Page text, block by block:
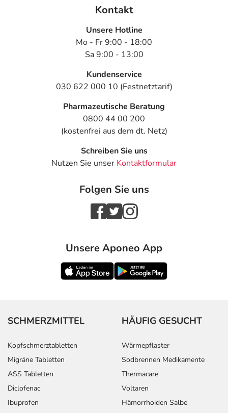
Kontakt
Unsere Hotline
Mo - Fr 9:00 - 18:00
Sa 9:00 - 13:00
Kundenservice
030 622 000 10 (Festnetztarif)
Pharmazeutische Beratung
0800 44 00 200
(kostenfrei aus dem dt. Netz)
Schreiben Sie uns
Nutzen Sie unser Kontaktformular
Folgen Sie uns
Unsere Aponeo App
SCHMERZMITTEL
Kopfschmerztabletten
Migräne Tabletten
ASS Tabletten
Diclofenac
Ibuprofen
HÄUFIG GESUCHT
Wärmepflaster
Sodbrennen Medikamente
Thermacare
Voltaren
Hämorrhoiden Salbe